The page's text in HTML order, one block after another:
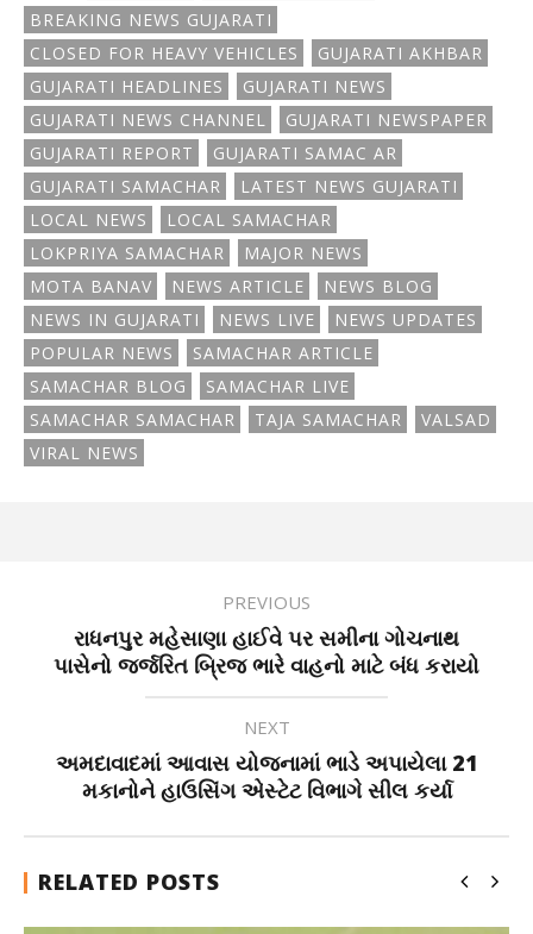
BREAKING NEWS GUJARATI
CLOSED FOR HEAVY VEHICLES
GUJARATI AKHBAR
GUJARATI HEADLINES
GUJARATI NEWS
GUJARATI NEWS CHANNEL
GUJARATI NEWSPAPER
GUJARATI REPORT
GUJARATI SAMAC AR
GUJARATI SAMACHAR
LATEST NEWS GUJARATI
LOCAL NEWS
LOCAL SAMACHAR
LOKPRIYA SAMACHAR
MAJOR NEWS
MOTA BANAV
NEWS ARTICLE
NEWS BLOG
NEWS IN GUJARATI
NEWS LIVE
NEWS UPDATES
POPULAR NEWS
SAMACHAR ARTICLE
SAMACHAR BLOG
SAMACHAR LIVE
SAMACHAR SAMACHAR
TAJA SAMACHAR
VALSAD
VIRAL NEWS
PREVIOUS
રાધનપુર મહેસાણા હાઈવે પર સમીના ગોચનાથ
પાસેનો જર્જરિત બ્રિજ ભારે વાહનો માટે બંધ કરાયો
NEXT
અમદાવાદમાં આવાસ યોજનામાં ભાડે અપાયેલા 21
મકાનોને હાઉસિંગ એસ્ટેટ વિભાગે સીલ કર્યા
RELATED POSTS